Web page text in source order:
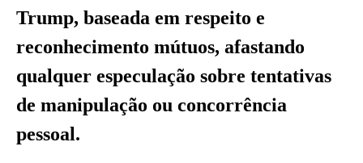
Trump, baseada em respeito e
reconhecimento mútuos, afastando
qualquer especulação sobre tentativas
de manipulação ou concorrência
pessoal.